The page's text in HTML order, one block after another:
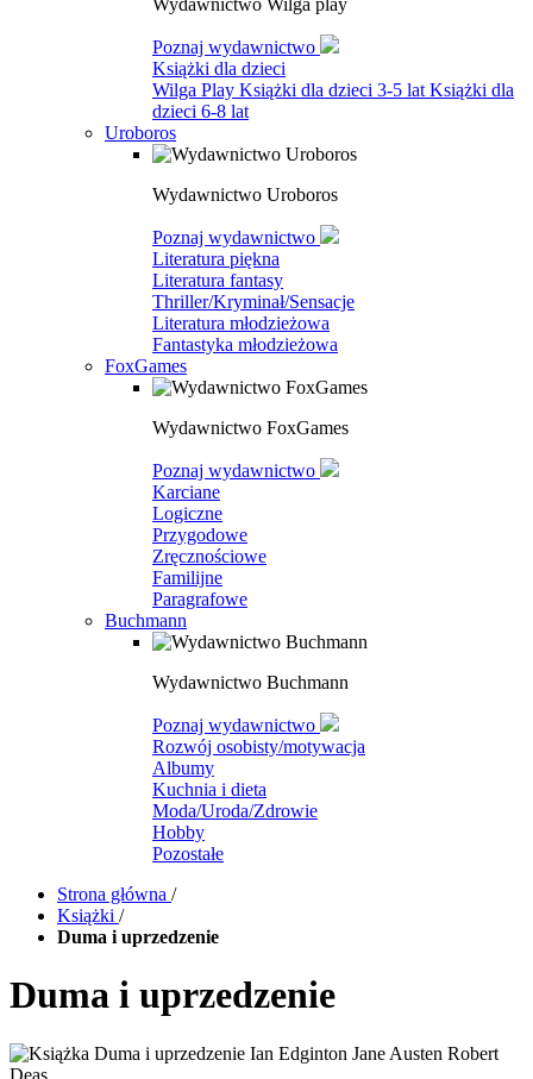
Wydawnictwo Wilga play
Poznaj wydawnictwo
Książki dla dzieci
Wilga Play Książki dla dzieci 3-5 lat Książki dla
dzieci 6-8 lat
Uroboros
Wydawnictwo Uroboros
Poznaj wydawnictwo
Literatura piękna
Literatura fantasy
Thriller/Kryminał/Sensacje
Literatura młodzieżowa
Fantastyka młodzieżowa
FoxGames
Wydawnictwo FoxGames
Poznaj wydawnictwo
Karciane
Logiczne
Przygodowe
Zręcznościowe
Familijne
Paragrafowe
Buchmann
Wydawnictwo Buchmann
Poznaj wydawnictwo
Rozwój osobisty/motywacja
Albumy
Kuchnia i dieta
Moda/Uroda/Zdrowie
Hobby
Pozostałe
Strona główna /
Książki /
Duma i uprzedzenie
Duma i uprzedzenie